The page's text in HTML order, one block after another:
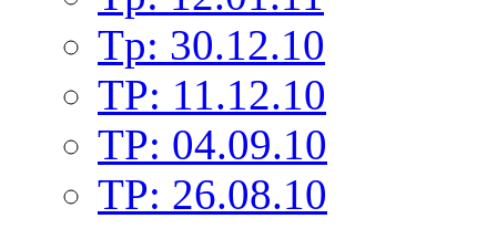
Tp: 30.12.10
TP: 11.12.10
TP: 04.09.10
TP: 26.08.10